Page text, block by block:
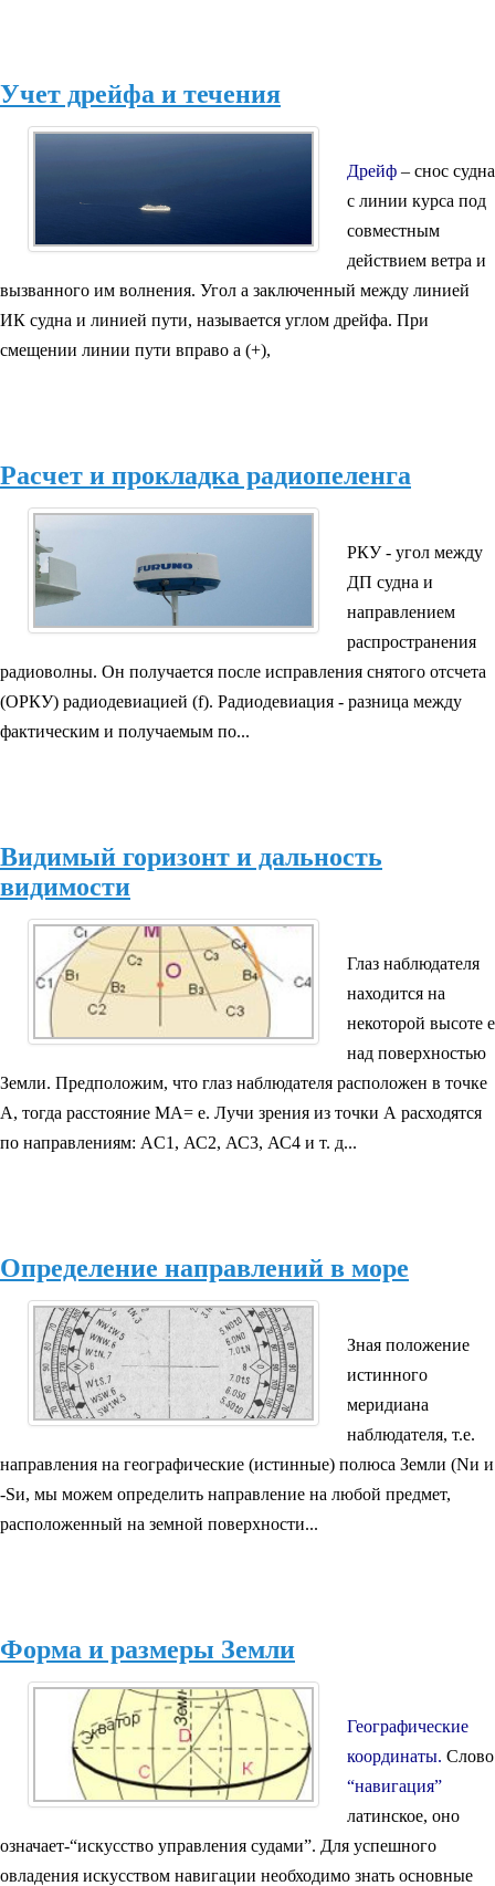
Учет дрейфа и течения
Дрейф – снос судна
с линии курса под
совместным
действием ветра и
вызванного им волнения. Угол a заключенный между линией
ИК судна и линией пути, называется углом дрейфа. При
смещении линии пути вправо a (+),
Расчет и прокладка радиопеленга
РКУ - угол между
ДП судна и
направлением
распространения
радиоволны. Он получается после исправления снятого отсчета
(ОРКУ) радиодевиацией (f). Радиодевиация - разница между
фактическим и получаемым по...
Видимый горизонт и дальность
видимости
Глаз наблюдателя
находится на
некоторой высоте е
над поверхностью
Земли. Предположим, что глаз наблюдателя расположен в точке
А, тогда расстояние МА= е. Лучи зрения из точки А расходятся
по направлениям: АC1, АС2, АС3, АС4 и т. д...
Определение направлений в море
Зная положение
истинного
меридиана
наблюдателя, т.е.
направления на географические (истинные) полюса Земли (Nи и
-Sи, мы можем определить направление на любой предмет,
расположенный на земной поверхности...
Форма и размеры Земли
Географические
координаты. Слово
“навигация”
латинское, оно
означает-“искусство управления судами”. Для успешного
овладения искусством навигации необходимо знать основные